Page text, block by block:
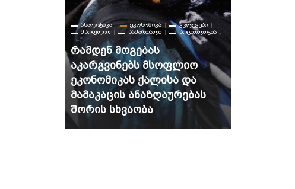
ᲐᲜᲐᲚᲘᲢᲘᲙᲐ ᲔᲙᲝᲜᲝᲛᲘᲙᲐ
ᲙᲕᲚᲔᲕᲔᲑᲘ
ᲛᲡᲝᲤᲚᲘᲝ
ᲡᲐᲛᲐᲠᲗᲐᲚᲘ ᲡᲝᲪᲘᲝᲚᲝᲒᲘᲐ
Რამდენ Მოგებას
Აკარგვინებს Მსოფლიო
Ეკონომიკას Ქალისა Და
Მამაკაცის Ანაზღაურებას
Შორის Სხვაობა